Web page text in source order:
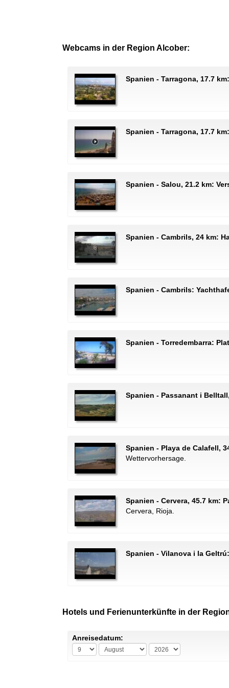
Webcams in der Region Alcober:
Spanien - Tarragona, 17.7
Spanien - Tarragona, 17.7
Spanien - Salou, 21.2 km:
Spanien - Cambrils, 24 km:
Spanien - Cambrils:
Spanien - Torredembarra:
Spanien - Passanant i
Spanien - Playa de Calafell,
Wettervorhersage.
Spanien - Cervera, 45.7 km:
Cervera, Rioja.
Spanien - Vilanova i la
Hotels und Ferienunterkünfte in der
Anreisedatum: